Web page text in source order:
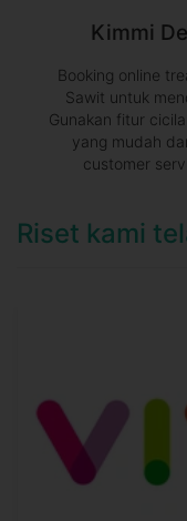
Kimmi
Booking online
Sawit untuk
Gunakan fitur
yang mudah
customer
Riset kami